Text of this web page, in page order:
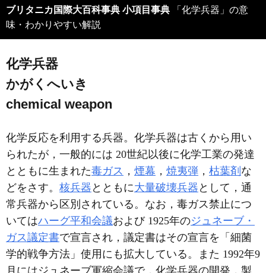
ブリタニカ国際大百科事典 小項目事典 「化学兵器」の意
味・わかりやすい解説
化学兵器
かがくへいき
chemical weapon
化学反応を利用する兵器。化学兵器は古くから用い
られたが，一般的には 20世紀以後に化学工業の発達
とともに生まれた毒ガス ， 煙幕 ， 焼夷弾 ， 枯葉剤 な
どをさす。 核兵器 とともに大量破壊兵器 として，通
常兵器から区別されている。なお，毒ガス禁止につ
いてはハーグ平和会議および 1925年のジュネーブ・
ガス議定書で宣言され，議定書はその宣言を「細菌
学的戦争方法」使用にも拡大している。また 1992年9
月にはジュネーブ軍縮会議で，化学兵器の開発，製